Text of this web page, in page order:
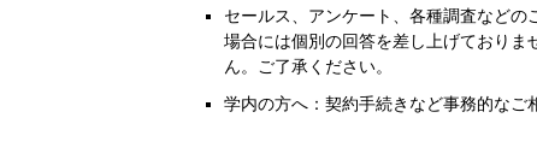
セールス、アンケート、各種調査など
場合には個別の回答を差し上げており
ん。ご了承ください。
学内の方へ：契約手続きなど事務的なご